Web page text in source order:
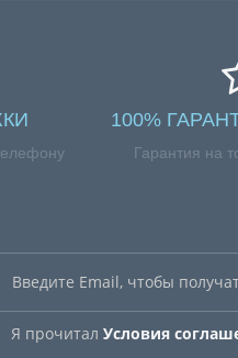
100%
Гарантия на
Я прочитал Условия